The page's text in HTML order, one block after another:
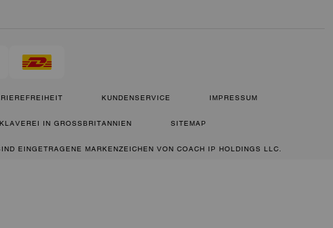
KUNDENSERVICE IMPRESSUM
IN GROSSBRITANNIEN SITEMAP
EINGETRAGENE MARKENZEICHEN VON COACH IP HOLDINGS LLC.